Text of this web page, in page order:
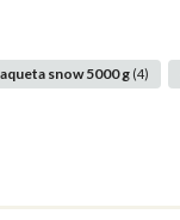
snow 5000 g (4)